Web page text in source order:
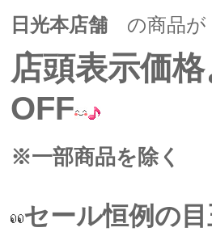
日光本店舗 の商品が
店頭表示価
OFF
※一部商品を除く
セール恒例の